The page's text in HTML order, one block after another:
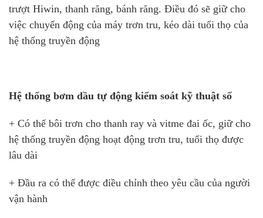
trượt Hiwin, thanh răng, bánh răng. Điều đó sẽ giữ cho
việc chuyển động của máy trơn tru, kéo dài tuổi thọ của
hệ thống truyền động
Hệ thống bơm dầu tự động kiểm soát kỹ thuật số
+ Có thể bôi trơn cho thanh ray và vitme đai ốc, giữ cho
hệ thống truyền động hoạt động trơn tru, tuổi thọ được
lâu dài
+ Đầu ra có thể được điều chỉnh theo yêu cầu của người
vận hành